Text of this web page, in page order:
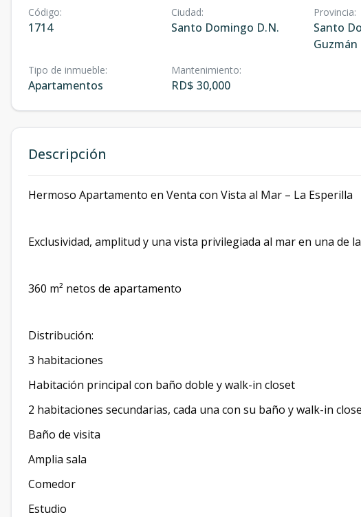
Código:
1714
Ciudad:
Santo Domingo D.N.
Provincia:
Santo
Guzmán
Tipo de inmueble:
Apartamentos
Mantenimiento:
RD$ 30,000
Descripción
Hermoso Apartamento en Venta con Vista al Mar – La Esperilla
Exclusividad, amplitud y una vista privilegiada al mar en una de
360 m² netos de apartamento
Distribución:
3 habitaciones
Habitación principal con baño doble y walk-in closet
2 habitaciones secundarias, cada una con su baño y walk-in
Baño de visita
Amplia sala
Comedor
Estudio